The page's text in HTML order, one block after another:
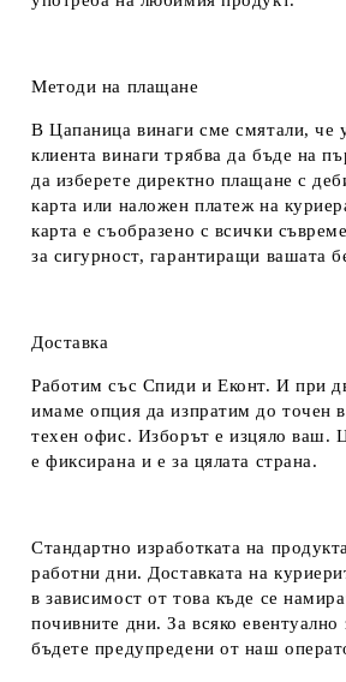
Методи на плащане
В Цапаница винаги сме смятали, че
клиента винаги трябва да бъде на
да изберете директно плащане с
карта или наложен платеж на
карта е съобразено с всички
за сигурност, гарантиращи вашата
Доставка
Работим със Спиди и Еконт. И при
имаме опция да изпратим до точен
техен офис. Изборът е изцяло ваш.
е фиксирана и е за цялата страна.
Стандартно изработката на
работни дни. Доставката на
в зависимост от това къде се
почивните дни. За всяко евентуално
бъдете предупредени от наш